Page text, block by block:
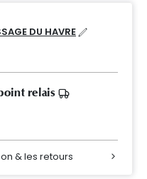
DU HAVRE
relais
& les retours